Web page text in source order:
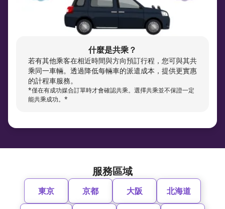
什麼是共乘？
若有其他乘客在相近時間與方向預訂行程，您可與其共
乘同一車輛。透過降低每輛車的派遣成本，提供更實惠
的計程車服務。
*僅在有成功媒合訂單時才會確認共乘。選擇共乘並不保證一定
能共乘成功。*
服務區域
東京 京都 大阪 北海道